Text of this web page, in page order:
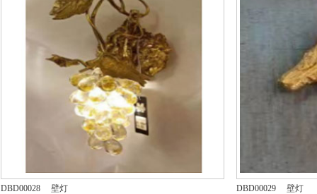
DBD00028
壁灯
DBD00029
壁灯